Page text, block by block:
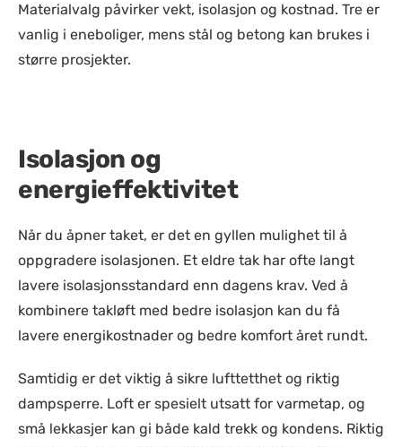
Materialvalg påvirker vekt, isolasjon og kostnad. Tre er
vanlig i eneboliger, mens stål og betong kan brukes i
større prosjekter.
Isolasjon og
energieffektivitet
Når du åpner taket, er det en gyllen mulighet til å
oppgradere isolasjonen. Et eldre tak har ofte langt
lavere isolasjonsstandard enn dagens krav. Ved å
kombinere takløft med bedre isolasjon kan du få
lavere energikostnader og bedre komfort året rundt.
Samtidig er det viktig å sikre lufttetthet og riktig
dampsperre. Loft er spesielt utsatt for varmetap, og
små lekkasjer kan gi både kald trekk og kondens. Riktig